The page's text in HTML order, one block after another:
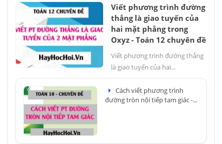
Viết phương trình đường
thẳng là giao tuyến của
hai mặt phẳng trong
Oxyz - Toán 12 chuyên đề
Viết phương trình đường thẳng
là giao tuyến của hai...
Cách viết phương trình
đường tròn nội tiếp tam giác -...